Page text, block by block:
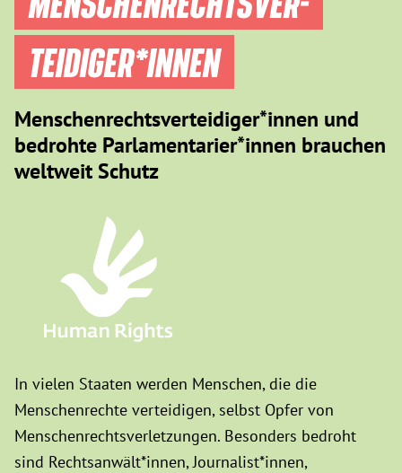
TEIDIGER­*INNEN
Menschenrechtsverteidiger*innen und
bedrohte Parlamentarier*innen brauchen
weltweit Schutz
In vielen Staaten werden Menschen, die die
Menschenrechte verteidigen, selbst Opfer von
Menschenrechtsverletzungen. Besonders bedroht
sind Rechtsanwält*innen, Journalist*innen,